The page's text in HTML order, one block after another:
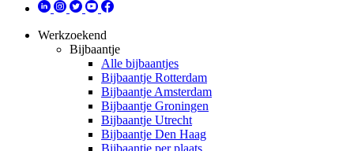
Werkzoekend
Bijbaantje
Alle bijbaantjes
Bijbaantje Rotterdam
Bijbaantje Amsterdam
Bijbaantje Groningen
Bijbaantje Utrecht
Bijbaantje Den Haag
Bijbaantje per plaats